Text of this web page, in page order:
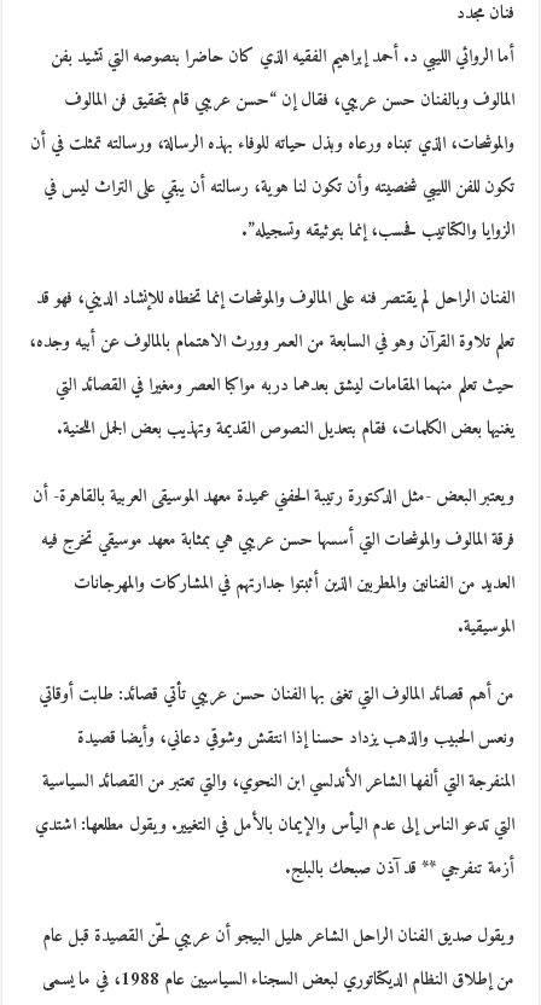
فنان مجدد
أما الروائي الليبي د. أحمد إبراهيم الفقيه الذي كان حاضرا بنصوصه التي تشيد بفن
المالوف وبالفنان حسن عريبي، فقال إن “حسن عريبي قام بتحقيق فن المالوف
والموشحات، الذي تبناه ورعاه وبذل حياته للوفاء بهذه الرسالة، ورسالته تمثلت في أن
تكون للفن الليبي شخصيته وأن تكون لنا هوية، رسالته أن يبقي على التراث ليس في
الزوايا والكتاتيب فحسب، إنما بتوثيقه وتسجيله”.
الفنان الراحل لم يقتصر فنه على المالوف والموشحات إنما تخطاه للإنشاد الديني، فهو قد
تعلم تلاوة القرآن وهو في السابعة من العمر وورث الاهتمام بالمالوف عن أبيه وجده،
حيث تعلم منهما المقامات ليشق بعدهما دربه مواكبا العصر ومغيرا في القصائد التي
يغنيها بعض الكلمات، فقام بتعديل النصوص القديمة وتهذيب بعض الجمل اللحنية.
ويعتبر البعض -مثل الدكتورة رتيبة الحفني عميدة معهد الموسيقى العربية بالقاهرة- أن
فرقة المالوف والموشحات التي أسسها حسن عريبي هي بمثابة معهد موسيقي تخرج فيه
العديد من الفنانين والمطربين الذين أثبتوا جدارتهم في المشاركات والمهرجانات
الموسيقية.
من أهم قصائد المالوف التي تغنى بها الفنان حسن عريبي تأتي قصائد: طابت أوقاتي
ونعس الحبيب والذهب يزداد حسنا إذا انتقش وشوقي دعاني، وأيضا قصيدة
المنفرجة التي ألفها الشاعر الأندلسي ابن النحوي، والتي تعتبر من القصائد السياسية
التي تدعو الناس إلى عدم اليأس والإيمان بالأمل في التغيير. ويقول مطلعها: اشتدي
أزمة تنفرجي ** قد آذن صبحك بالبلج.
ويقول صديق الفنان الراحل الشاعر هليل البيجو أن عريبي لحّن القصيدة قبل عام
من إطلاق النظام الديكتاتوري لبعض السجناء السياسيين عام 1988، في ما يسمى